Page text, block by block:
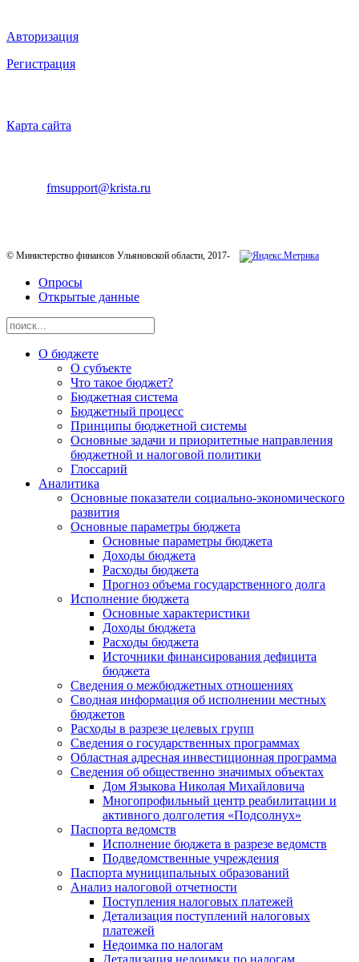
Авторизация
Регистрация
Карта сайта
fmsupport@krista.ru
© Министерство финансов Ульяновской области, 2017-
Опросы
Открытые данные
О бюджете
О субъекте
Что такое бюджет?
Бюджетная система
Бюджетный процесс
Принципы бюджетной системы
Основные задачи и приоритетные направления
бюджетной и налоговой политики
Глоссарий
Аналитика
Основные показатели социально-экономического
развития
Основные параметры бюджета
Основные параметры бюджета
Доходы бюджета
Расходы бюджета
Прогноз объема государственного долга
Исполнение бюджета
Основные характеристики
Доходы бюджета
Расходы бюджета
Источники финансирования дефицита
бюджета
Сведения о межбюджетных отношениях
Сводная информация об исполнении местных
бюджетов
Расходы в разрезе целевых групп
Сведения о государственных программах
Областная адресная инвестиционная программа
Сведения об общественно значимых объектах
Дом Языкова Николая Михайловича
Многопрофильный центр реабилитации и
активного долголетия «Подсолнух»
Паспорта ведомств
Исполнение бюджета в разрезе ведомств
Подведомственные учреждения
Паспорта муниципальных образований
Анализ налоговой отчетности
Поступления налоговых платежей
Детализация поступлений налоговых
платежей
Недоимка по налогам
Детализация недоимки по налогам